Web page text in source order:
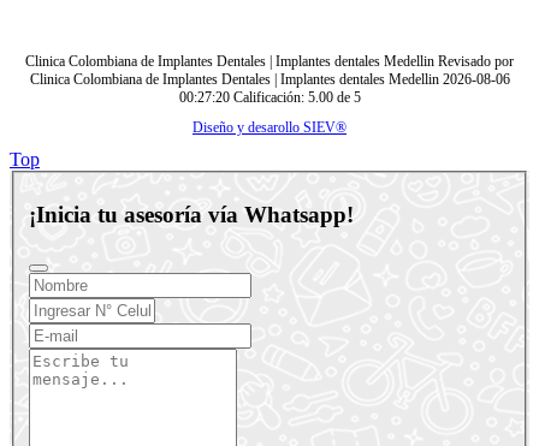
Clinica Colombiana de Implantes Dentales | Implantes dentales Medellin Revisado por
Clinica Colombiana de Implantes Dentales | Implantes dentales Medellin 2026-08-06
00:27:20 Calificación: 5.00 de 5
Diseño y desarollo SIEV®
Top
¡Inicia tu asesoría vía Whatsapp!